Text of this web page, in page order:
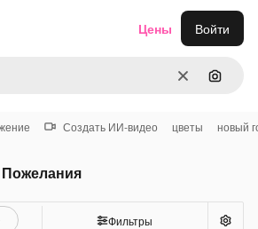
ОчиститьПоиск
Цены Войти
Создать ИИ-видео цветы новый
Фильтры